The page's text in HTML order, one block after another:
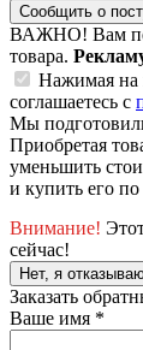
Сообщить о
ВАЖНО! Вам
товара.
Нажимая на
соглашаетесь с
Мы
Приобретая
уменьшить
и купить его
Внимание!
сейчас!
Нет, я
Заказать
Ваше имя *